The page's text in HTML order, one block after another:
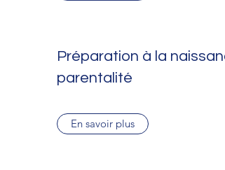
Préparation à la
parentalité
En savoir plus